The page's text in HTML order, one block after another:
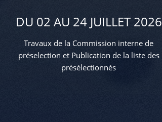
DU 02 AU 24 JUILLET 2026
Travaux de la Commission interne de
préselection et Publication de la liste des
présélectionnés